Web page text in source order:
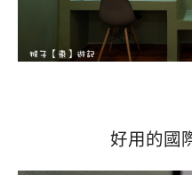
好用的國